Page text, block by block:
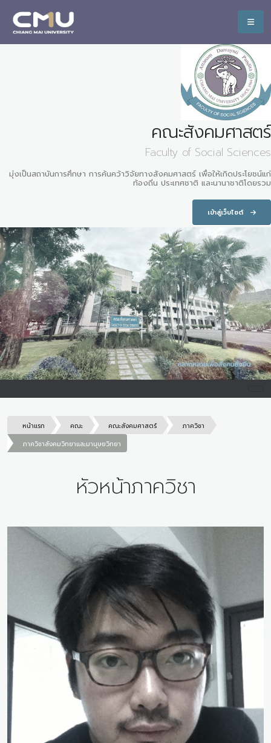
คณะสังคมศาสตร์
Faculty of Social Sciences
มุ่งเป็นสถาบันการศึกษา การค้นคว้าวิจัยทางสังคมศาสตร์ เพื่อให้เกิดประโยชน์แก่
ท้องถิ่น ประเทศชาติ และนานาชาติโดยรวม
เข้าสู่เว็บไซต์
หน้าแรก คณะ คณะสังคมศาสตร์
ภาควิชา
ภาควิชาสังคมวิทยาและมานุษยวิทยา
หัวหน้าภาควิชา